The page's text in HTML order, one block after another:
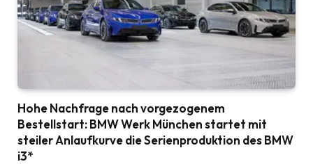
Hohe Nachfrage nach vorgezogenem
Bestellstart: BMW Werk München startet mit
steiler Anlaufkurve die Serienproduktion des BMW
i3*